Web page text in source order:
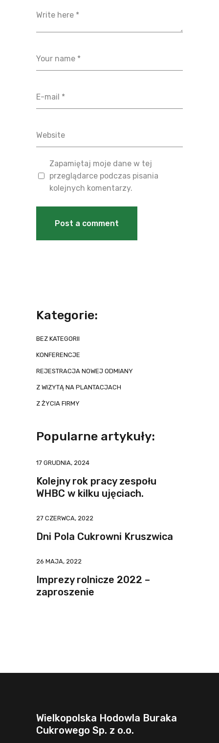
Zapamiętaj moje dane w tej
przeglądarce podczas pisania
kolejnych komentarzy.
Kategorie:
BEZ KATEGORII
KONFERENCJE
REJESTRACJA NOWEJ ODMIANY
Z WIZYTĄ NA PLANTACJACH
Z ŻYCIA FIRMY
Popularne artykuły:
17 GRUDNIA, 2024
Kolejny rok pracy zespołu
WHBC w kilku ujęciach.
27 CZERWCA, 2022
Dni Pola Cukrowni Kruszwica
26 MAJA, 2022
Imprezy rolnicze 2022 –
zaproszenie
Wielkopolska Hodowla Buraka
Cukrowego Sp. z o.o.